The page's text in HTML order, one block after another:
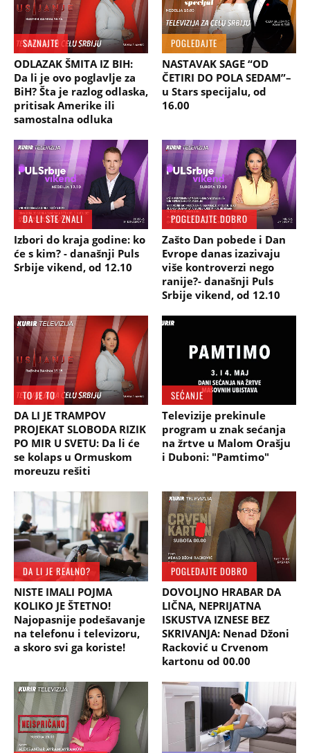
SAZNAJTE
ODLAZAK ŠMITA IZ BIH:
Da li je ovo poglavlje za
BiH? Šta je razlog odlaska,
pritisak Amerike ili
samostalna odluka
POGLEDAJTE
NASTAVAK SAGE “OD
ČETIRI DO POLA SEDAM”–
u Stars specijalu, od
16.00
DA LI STE ZNALI
Izbori do kraja godine: ko
će s kim? - današnji Puls
Srbije vikend, od 12.10
POGLEDAJTE DOBRO
Zašto Dan pobede i Dan
Evrope danas izazivaju
više kontroverzi nego
ranije?- današnji Puls
Srbije vikend, od 12.10
TO JE TO
DA LI JE TRAMPOV
PROJEKAT SLOBODA RIZIK
PO MIR U SVETU: Da li će
se kolaps u Ormuskom
moreuzu rešiti
SEĆANJE
Televizije prekinule
program u znak sećanja
na žrtve u Malom Orašju
i Duboni: "Pamtimo"
DA LI JE REALNO?
NISTE IMALI POJMA
KOLIKO JE ŠTETNO!
Najopasnije podešavanje
na telefonu i televizoru,
a skoro svi ga koriste!
POGLEDAJTE DOBRO
DOVOLJNO HRABAR DA
LIČNA, NEPRIJATNA
ISKUSTVA IZNESE BEZ
SKRIVANJA: Nenad Džoni
Racković u Crvenom
kartonu od 00.00